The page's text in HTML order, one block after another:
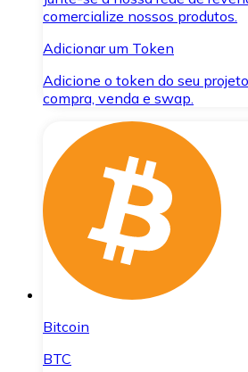
comercialize nossos produtos.
Adicionar um Token
Adicione o token do seu
compra, venda e swap.
Bitcoin
BTC